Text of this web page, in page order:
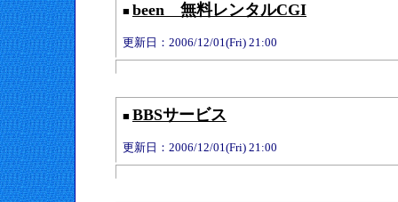
■ been 無料レンタルCGI
更新日：2006/12/01(Fri) 21:00
■ BBSサービス
更新日：2006/12/01(Fri) 21:00